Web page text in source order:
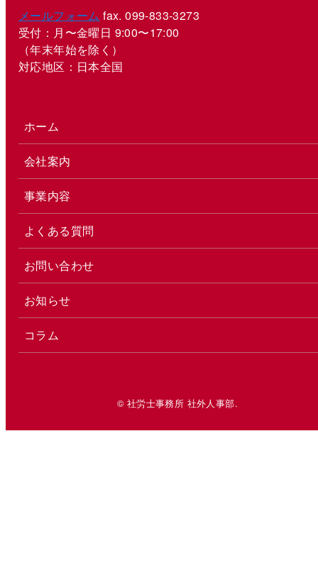
メールフォーム fax. 099-833-3273
受付：月〜金曜日 9:00〜17:00
（年末年始を除く）
対応地区：日本全国
ホーム
会社案内
事業内容
よくある質問
お問い合わせ
お知らせ
コラム
© 社労士事務所 社外人事部.